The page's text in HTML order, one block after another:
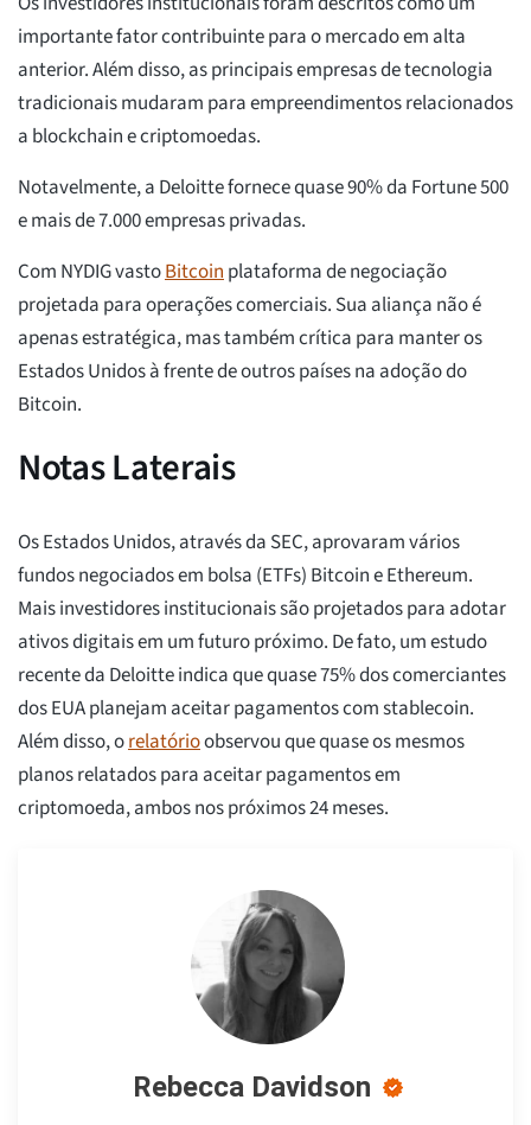
importante fator contribuinte para o mercado em alta
anterior. Além disso, as principais empresas de tecnologia
tradicionais mudaram para empreendimentos relacionados
a blockchain e criptomoedas.
Notavelmente, a Deloitte fornece quase 90% da Fortune 500
e mais de 7.000 empresas privadas.
Com NYDIG vastoBitcoinplataforma de negociação
projetada para operações comerciais. Sua aliança não é
apenas estratégica, mas também crítica para manter os
Estados Unidos à frente de outros países na adoção do
Bitcoin.
Notas Laterais
Os Estados Unidos, através da SEC, aprovaram vários
fundos negociados em bolsa (ETFs) Bitcoin e Ethereum.
Mais investidores institucionais são projetados para adotar
ativos digitais em um futuro próximo. De fato, um estudo
recente da Deloitte indica que quase 75% dos comerciantes
dos EUA planejam aceitar pagamentos com stablecoin.
Além disso, orelatórioobservou que quase os mesmos
planos relatados para aceitar pagamentos em
criptomoeda, ambos nos próximos 24 meses.
Rebecca Davidson